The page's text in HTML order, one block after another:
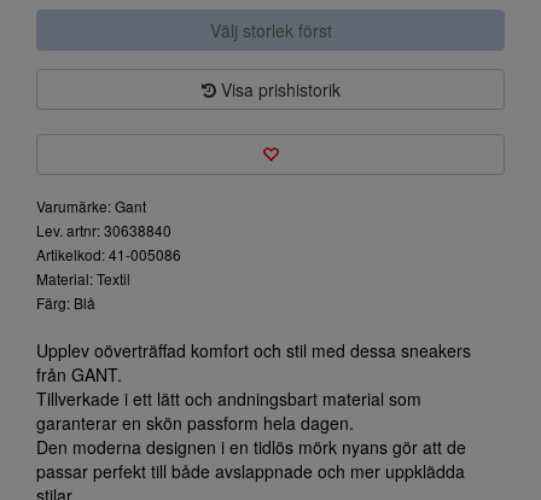
Välj storlek först
Visa prishistorik
Varumärke: Gant
Lev. artnr: 30638840
Artikelkod: 41-005086
Material: Textil
Färg: Blå
Upplev oöverträffad komfort och stil med dessa sneakers
från GANT.
Tillverkade i ett lätt och andningsbart material som
garanterar en skön passform hela dagen.
Den moderna designen i en tidlös mörk nyans gör att de
passar perfekt till både avslappnade och mer uppklädda
stilar.